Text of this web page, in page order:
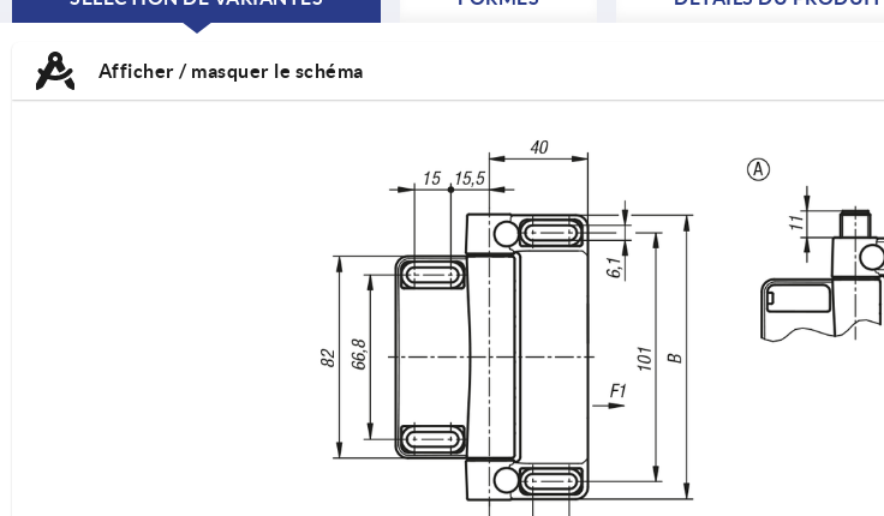
CURRENT
Afficher / masquer le schéma